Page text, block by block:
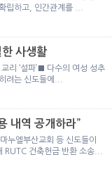
립하고, 인간관계를 ...
사생활
리 ‘설파’■ 다수의 여성 성추
려는 신도들에...
내역 공개하라”
누엘부산교회 등 신도들이
RUTC 건축헌금 반환 소송...